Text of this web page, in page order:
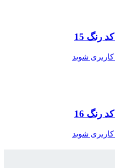
شوید
شوید